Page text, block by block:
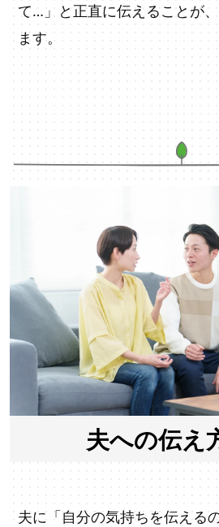
て…」と正直に伝えることが
ます。
夫への伝え
夫に「自分の気持ちを伝える